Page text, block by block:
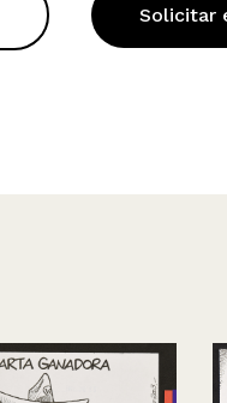
Solicitar